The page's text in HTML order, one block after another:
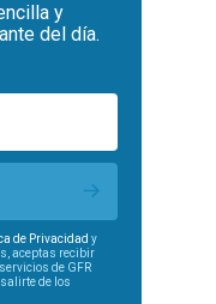
y
del día.
de Privacidad y
aceptas recibir
de GFR
de los